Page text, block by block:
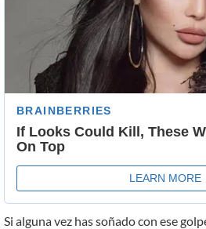
Si alguna vez has soñado con ese